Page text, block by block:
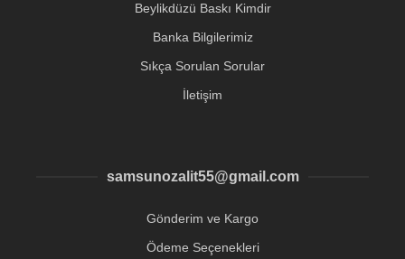
Beylikdüzü Baskı Kimdir
Banka Bilgilerimiz
Sıkça Sorulan Sorular
İletişim
samsunozalit55@gmail.com
Gönderim ve Kargo
Ödeme Seçenekleri